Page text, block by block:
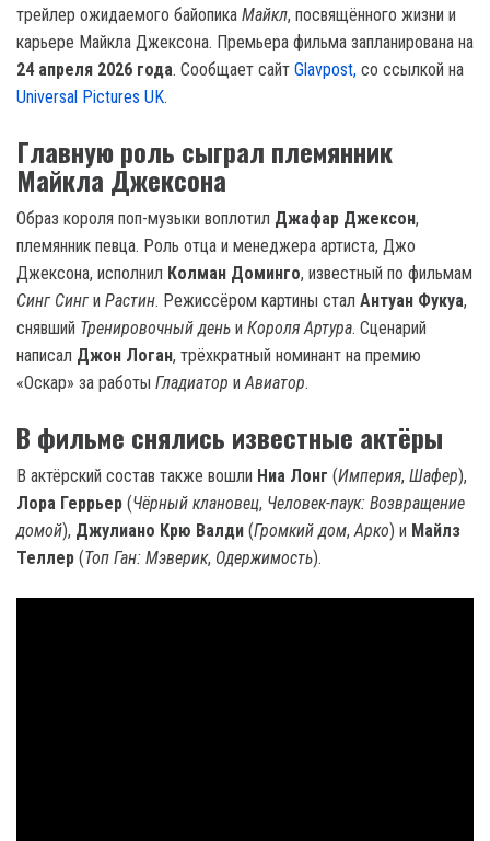
трейлер ожидаемого байопика Майкл, посвящённого жизни и
карьере Майкла Джексона. Премьера фильма запланирована на
24 апреля 2026 года. Сообщает сайт Glavpost, со ссылкой на
Universal Pictures UK.
Главную роль сыграл племянник
Майкла Джексона
Образ короля поп-музыки воплотил Джафар Джексон,
племянник певца. Роль отца и менеджера артиста, Джо
Джексона, исполнил Колман Доминго, известный по фильмам
Синг Синг и Растин. Режиссёром картины стал Антуан Фукуа,
снявший Тренировочный день и Короля Артура. Сценарий
написал Джон Логан, трёхкратный номинант на премию
«Оскар» за работы Гладиатор иАвиатор.
В фильме снялись известные актёры
В актёрский состав также вошли Ниа Лонг (Империя, Шафер),
Лора Геррьер (Чёрный клановец, Человек-паук: Возвращение
домой), Джулиано Крю Валди (Громкий дом,Арко) и Майлз
Теллер (Топ Ган: Мэверик, Одержимость).